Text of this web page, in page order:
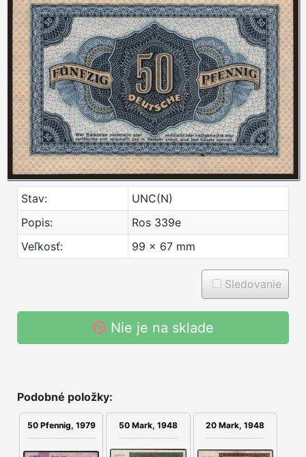
Stav:
UNC(N)
Popis:
Ros 339e
Veľkosť:
99 x 67 mm
Sledovanie
Nie je na sklade
Podobné položky:
50 Pfennig, 1979 50 Mark, 1948 20 Mark, 1948